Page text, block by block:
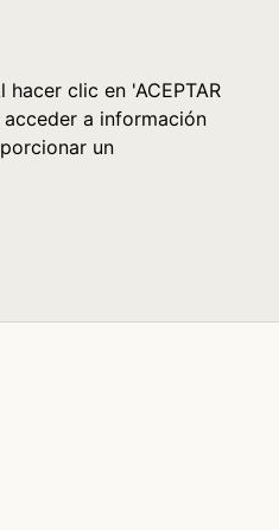
clic en 'ACEPTAR
acceder a información
un